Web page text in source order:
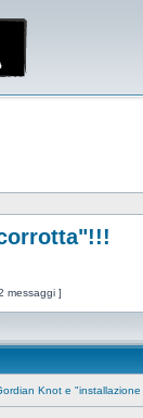
messaggi ]
Knot e